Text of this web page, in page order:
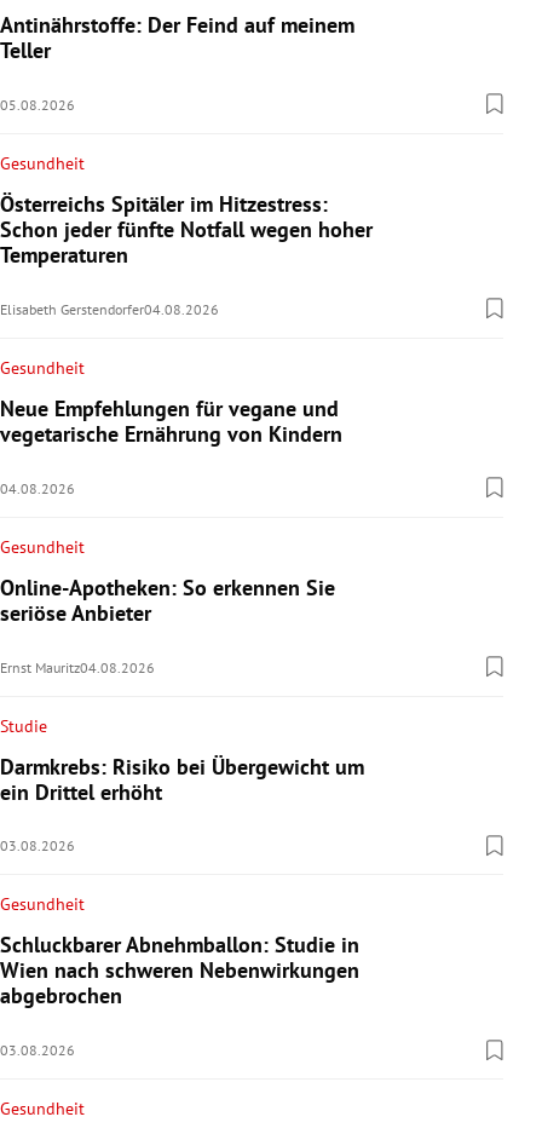
Antinährstoffe: Der Feind auf meinem
Teller
05.08.2026
Gesundheit
Österreichs Spitäler im Hitzestress:
Schon jeder fünfte Notfall wegen hoher
Temperaturen
Elisabeth Gerstendorfer04.08.2026
Gesundheit
Neue Empfehlungen für vegane und
vegetarische Ernährung von Kindern
04.08.2026
Gesundheit
Online-Apotheken: So erkennen Sie
seriöse Anbieter
Ernst Mauritz04.08.2026
Studie
Darmkrebs: Risiko bei Übergewicht um
ein Drittel erhöht
03.08.2026
Gesundheit
Schluckbarer Abnehmballon: Studie in
Wien nach schweren Nebenwirkungen
abgebrochen
03.08.2026
Gesundheit